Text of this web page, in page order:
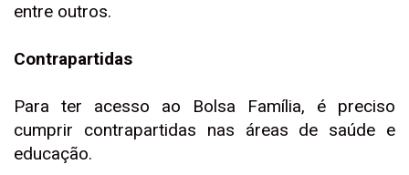
entre outros.
Contrapartidas
Para ter acesso ao Bolsa Família, é preciso
cumprir contrapartidas nas áreas de saúde e
educação.